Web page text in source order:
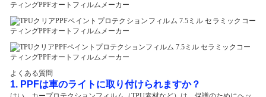
よくある質問
1. PPFは車のライトに取り付けられますか？